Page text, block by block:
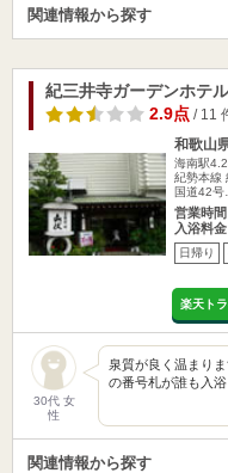
関連情報から探す
紀三井寺ガーデンホテ
2.9点/ 11
和歌山
海南駅
紀勢本線
国道42号
営業時
入浴料
日帰り
楽天ト
30代 女
性
泉質が良く温まり
の番号札が誰も入
関連情報から探す